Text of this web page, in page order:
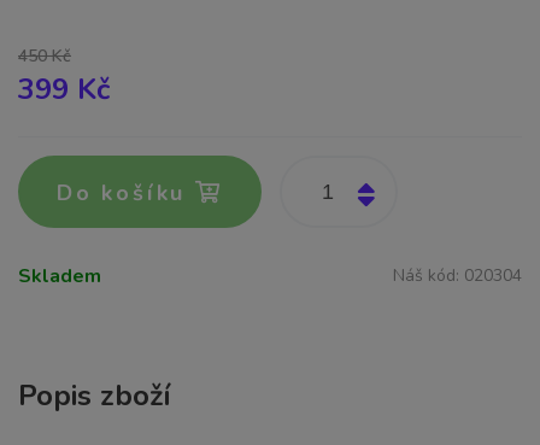
450 Kč
399 Kč
Do košíku
Skladem Náš kód: 020304
Popis zboží